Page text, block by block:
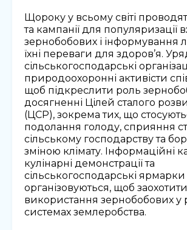
Щороку у всьому світі
та кампанії для популяризації
зернобобових і інформування
їхні переваги для здоров’я.
сільськогосподарські
природоохоронні активісти
щоб підкреслити роль
досягненні Цілей сталого
(ЦСР), зокрема тих, що
подолання голоду, сприяння
сільському господарству та
зміною клімату. Інформаційні
кулінарні демонстрації та
сільськогосподарські ярмарки
організовуються, щоб
використання зернобобових у
системах землеробства.